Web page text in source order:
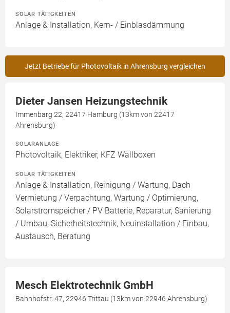
SOLAR TÄTIGKEITEN
Anlage & Installation, Kern- / Einblasdämmung
Jetzt Betriebe für Photovoltaik in Ahrensburg vergleichen
Dieter Jansen Heizungstechnik
Immenbarg 22, 22417 Hamburg (13km von 22417
Ahrensburg)
SOLARANLAGE
Photovoltaik, Elektriker, KFZ Wallboxen
SOLAR TÄTIGKEITEN
Anlage & Installation, Reinigung / Wartung, Dach
Vermietung / Verpachtung, Wartung / Optimierung,
Solarstromspeicher / PV Batterie, Reparatur, Sanierung
/ Umbau, Sicherheitstechnik, Neuinstallation / Einbau,
Austausch, Beratung
Mesch Elektrotechnik GmbH
Bahnhofstr. 47, 22946 Trittau (13km von 22946 Ahrensburg)